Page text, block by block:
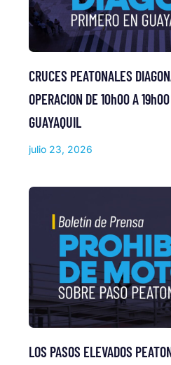
CRUCES PEATONALES
OPERACION DE 10h00 A
GUAYAQUIL
julio 23, 2026
LOS PASOS ELEVADOS